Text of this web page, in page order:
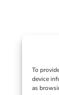
To
device
as